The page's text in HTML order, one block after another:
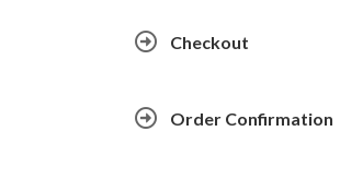
Checkout
Order Confirmation